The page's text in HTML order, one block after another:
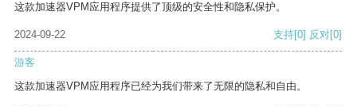
这款加速器VPM应用程序提供了顶级的安全性和隐私保护。
2024-09-22 支持[0] 反对[0]
游客
这款加速器VPM应用程序已经为我们带来了无限的隐私和自由。